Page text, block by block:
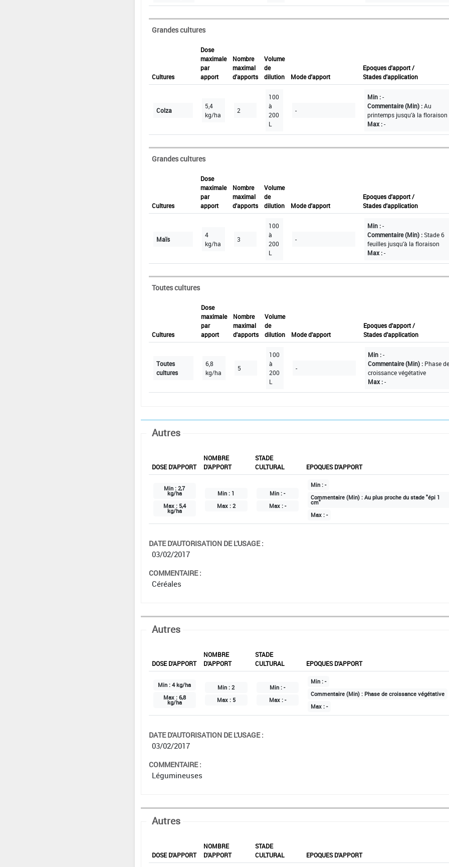
Grandes cultures
Cultures
Dose
maximale
par
apport
Nombre
maximal
d'apports
Volume
de
dilution
Mode d'apport
Epoques d'apport /
Stades d'application
Colza
5,4
kg/ha
2
100
à
200
L
-
Min :-
Commentaire (Min) :Au
printemps jusqu'à la floraison
Max :-
Grandes cultures
Cultures
Dose
maximale
par
apport
Nombre
maximal
d'apports
Volume
de
dilution
Mode d'apport
Epoques d'apport /
Stades d'application
Maïs
4
kg/ha
3
100
à
200
L
-
Min :-
Commentaire (Min) :Stade 6
feuilles jusqu'à la floraison
Max :-
Toutes cultures
Cultures
Dose
maximale
par
apport
Nombre
maximal
d'apports
Volume
de
dilution
Mode d'apport
Epoques d'apport /
Stades d'application
Toutes
cultures
6,8
kg/ha
5
100
à
200
L
-
Min :-
Commentaire (Min) : Phase de
croissance végétative
Max :-
Autres
DOSE D'APPORT
NOMBRE
D'APPORT
STADE
CULTURAL
EPOQUES D'APPORT
Min :2,7
kg/ha
Max : 5,4
kg/ha
Min : 1
Max : 2
Min :-
Max : -
Min : -
Commentaire (Min) : Au plus proche du stade "épi 1
cm"
Max : -
DATE D'AUTORISATION DE L'USAGE :
03/02/2017
COMMENTAIRE :
Céréales
Autres
DOSE D'APPORT
NOMBRE
D'APPORT
STADE
CULTURAL
EPOQUES D'APPORT
Min :4 kg/ha
Max : 6,8
kg/ha
Min :2
Max : 5
Min :-
Max : -
Min : -
Commentaire (Min) : Phase de croissance végétative
Max : -
DATE D'AUTORISATION DE L'USAGE :
03/02/2017
COMMENTAIRE :
Légumineuses
Autres
DOSE D'APPORT
NOMBRE
D'APPORT
STADE
CULTURAL
EPOQUES D'APPORT